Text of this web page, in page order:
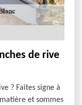
de rive
? Faites signe à
et sommes